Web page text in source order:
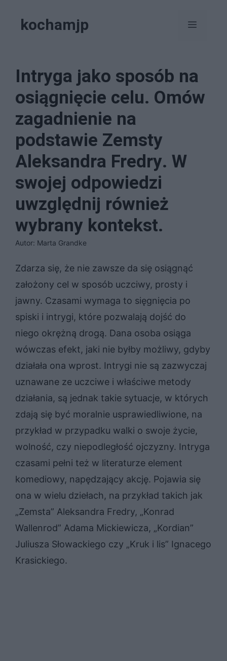
kochamjp Menu
Intryga jako sposób na
osiągnięcie celu. Omów
zagadnienie na
podstawie Zemsty
Aleksandra Fredry. W
swojej odpowiedzi
uwzględnij również
wybrany kontekst.
Autor: Marta Grandke
Zdarza się, że nie zawsze da się osiągnąć
założony cel w sposób uczciwy, prosty i
jawny. Czasami wymaga to sięgnięcia po
spiski i intrygi, które pozwalają dojść do
niego okrężną drogą. Dana osoba osiąga
wówczas efekt, jaki nie byłby możliwy, gdyby
działała ona wprost. Intrygi nie są zazwyczaj
uznawane ze uczciwe i właściwe metody
działania, są jednak takie sytuacje, w których
zdają się być moralnie usprawiedliwione, na
przykład w przypadku walki o swoje życie,
wolność, czy niepodległość ojczyzny. Intryga
czasami pełni też w literaturze element
komediowy, napędzający akcję. Pojawia się
ona w wielu dziełach, na przykład takich jak
„Zemsta” Aleksandra Fredry, „Konrad
Wallenrod” Adama Mickiewicza, „Kordian”
Juliusza Słowackiego czy „Kruk i lis” Ignacego
Krasickiego.